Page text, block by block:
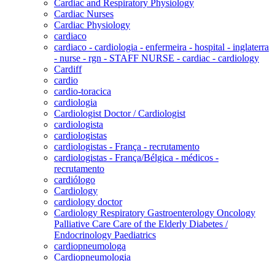
Cardiac and Respiratory Physiology
Cardiac Nurses
Cardiac Physiology
cardiaco
cardiaco - cardiologia - enfermeira - hospital - inglaterra
- nurse - rgn - STAFF NURSE - cardiac - cardiology
Cardiff
cardio
cardio-toracica
cardiologia
Cardiologist Doctor / Cardiologist
cardiologista
cardiologistas
cardiologistas - França - recrutamento
cardiologistas - França/Bélgica - médicos -
recrutamento
cardiólogo
Cardiology
cardiology doctor
Cardiology Respiratory Gastroenterology Oncology
Palliative Care Care of the Elderly Diabetes /
Endocrinology Paediatrics
cardiopneumologa
Cardiopneumologia